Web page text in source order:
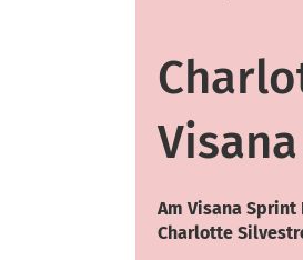
Am Visana
Charlotte